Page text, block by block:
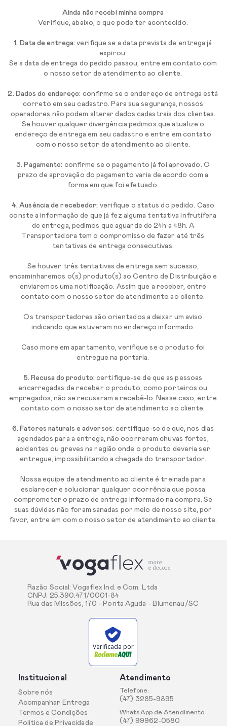
Ainda não recebi minha compra
Verifique, abaixo, o que pode ter acontecido.
1. Data de entrega: verifique se a data prevista de entrega já
expirou.
Se a data de entrega do pedido passou, entre em contato com
o nosso setor de atendimento ao cliente.
2. Dados do endereço: confirme se o endereço de entrega está
correto em seu cadastro. Para sua segurança, nossos
operadores não podem alterar dados cadastrais dos clientes.
Se houver qualquer divergência pedimos que atualize o
endereço de entrega em seu cadastro e entre em contato
com o nosso setor de atendimento ao cliente.
3. Pagamento: confirme se o pagamento já foi aprovado. O
prazo de aprovação do pagamento varia de acordo com a
forma em que foi efetuado.
4. Ausência de recebedor: verifique o status do pedido. Caso
conste a informação de que já fez alguma tentativa infrutífera
de entrega, pedimos que aguarde de 24h a 48h. A
Transportadora tem o compromisso de fazer até três
tentativas de entrega consecutivas.
Se houver três tentativas de entrega sem sucesso,
encaminharemos o(s) produto(s) ao Centro de Distribuição e
enviaremos uma notificação. Assim que a receber, entre
contato com o nosso setor de atendimento ao cliente.
Os transportadores são orientados a deixar um aviso
indicando que estiveram no endereço informado.
Caso more em apartamento, verifique se o produto foi
entregue na portaria.
5. Recusa do produto: certifique-se de que as pessoas
encarregadas de receber o produto, como porteiros ou
empregados, não se recusaram a recebê-lo. Nesse caso, entre
contato com o nosso setor de atendimento ao cliente.
6. Fatores naturais e adversos: certifique-se de que, nos dias
agendados para a entrega, não ocorreram chuvas fortes,
acidentes ou greves na região onde o produto deveria ser
entregue, impossibilitando a chegada do transportador.
Nossa equipe de atendimento ao cliente é treinada para
esclarecer e solucionar qualquer ocorrência que possa
comprometer o prazo de entrega informado na compra. Se
suas dúvidas não foram sanadas por meio de nosso site, por
favor, entre em com o nosso setor de atendimento ao cliente.
Razão Social: Vogaflex Ind. e Com. Ltda
CNPJ: 25.390.471/0001-84
Rua das Missões, 170 - Ponta Aguda - Blumenau/SC
Verificada por
Institucional
Sobre nós
Acompanhar Entrega
Termos e Condições
Politica de Privacidade
Atendimento
Telefone:
(47) 3285-9895
WhatsApp de Atendimento:
(47) 99962-0580